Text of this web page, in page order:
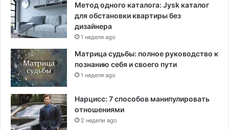
Метод одного каталога: Jysk каталог
для обстановки квартиры без
дизайнера
1 неделя ago
Матрица судьбы: полное руководство к
познанию себя и своего пути
1 неделя ago
Нарцисс: 7 способов манипулировать
отношениями
2 недели ago